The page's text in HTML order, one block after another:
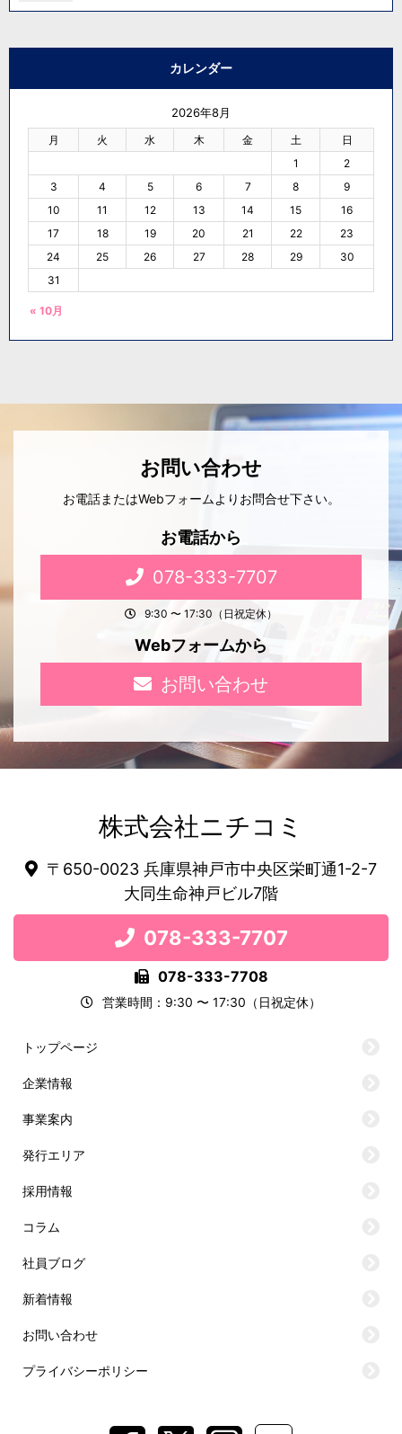
カレンダー
2026年8月
月 火 水 木 金 土 日
« 10月
1
2
3
4 5 6 7 8
9
10
11 12 13 14 15
16
17
18 19 20 21 22
23
24
25 26 27 28 29
30
31
お問い合わせ
お電話またはWebフォームよりお問合せ下さい。
お電話から
078-333-7707
9:30 〜 17:30（日祝定休）
Webフォームから
お問い合わせ
株式会社ニチコミ
〒650-0023 兵庫県神戸市中央区栄町通1-2-7
大同生命神戸ビル7階
078-333-7707
078-333-7708
営業時間：9:30 〜 17:30（日祝定休）
トップページ
企業情報
事業案内
発行エリア
採用情報
コラム
社員ブログ
新着情報
お問い合わせ
プライバシーポリシー